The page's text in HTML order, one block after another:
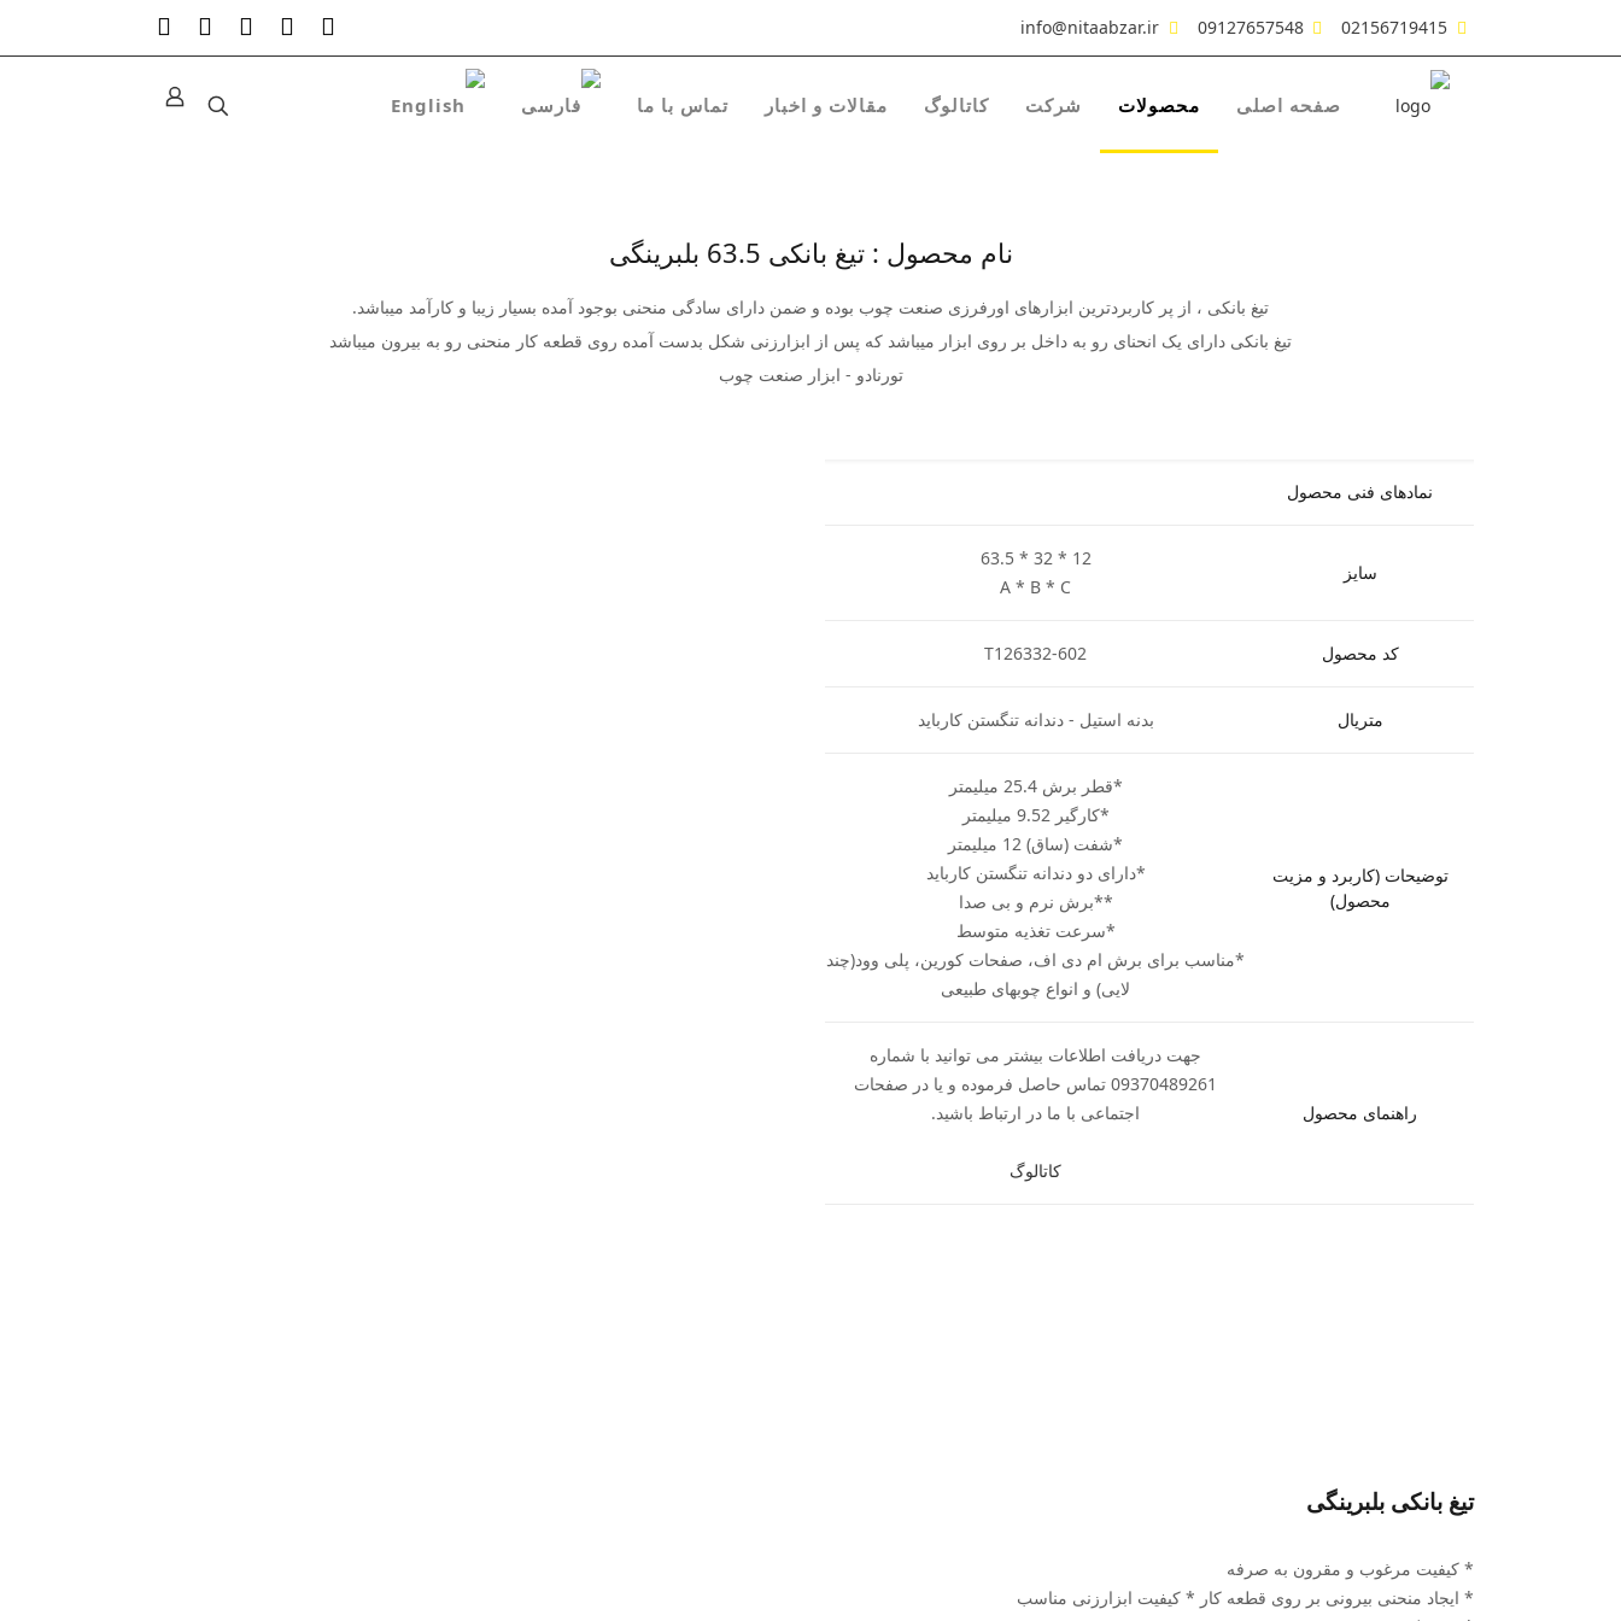
02156719415
09127657548
info@nitaabzar.ir
صفحه اصلی محصولات شرکت کاتالوگ مقالات و اخبار تماس با ما
نام محصول : تیغ بانکی 63.5 بلبرینگی
تیغ بانکی ، از پر کاربردترین ابزارهای اورفرزی صنعت چوب بوده و ضمن دارای سادگی منحنی بوجود آمده بسیار زیبا و کارآمد میباشد.
تیغ بانکی دارای یک انحنای رو به داخل بر روی ابزار میباشد که پس از ابزارزنی شکل بدست آمده روی قطعه کار منحنی رو به بیرون میباشد
تورنادو - ابزار صنعت چوب
نمادهای فنی محصول
سایز
63.5 * 32 * 12
A * B * C
کد محصول T126332-602
متریال بدنه استیل - دندانه تنگستن کارباید
توضیحات (کاربرد و مزیت
محصول)
*قطر برش 25.4 میلیمتر
*کارگیر 9.52 میلیمتر
*شفت (ساق) 12 میلیمتر
*دارای دو دندانه تنگستن کارباید
**برش نرم و بی صدا
*سرعت تغذیه متوسط
*مناسب برای برش ام دی اف، صفحات کورین، پلی وود(چند
لایی) و انواع چوبهای طبیعی
راهنمای محصول
جهت دریافت اطلاعات بیشتر می توانید با شماره
09370489261 تماس حاصل فرموده و یا در صفحات
اجتماعی با ما در ارتباط باشید.
کاتالوگ
تیغ بانکی بلبرینگی
* کیفیت مرغوب و مقرون به صرفه
* ایجاد منحنی بیرونی بر روی قطعه کار * کیفیت ابزارزنی مناسب